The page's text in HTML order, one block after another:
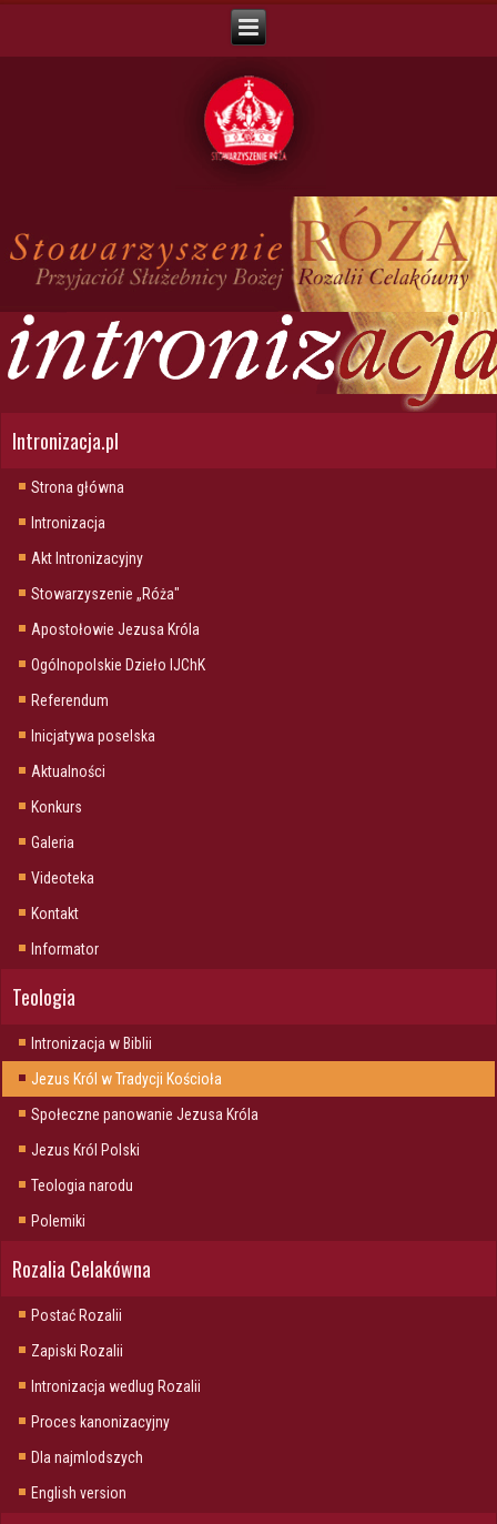
Intronizacja.pl
Strona główna
Intronizacja
Akt Intronizacyjny
Stowarzyszenie „Róża"
Apostołowie Jezusa Króla
Ogólnopolskie Dzieło IJChK
Referendum
Inicjatywa poselska
Aktualności
Konkurs
Galeria
Videoteka
Kontakt
Informator
Teologia
Intronizacja w Biblii
Jezus Król w Tradycji Kościoła
Społeczne panowanie Jezusa Króla
Jezus Król Polski
Teologia narodu
Polemiki
Rozalia Celakówna
Postać Rozalii
Zapiski Rozalii
Intronizacja wedlug Rozalii
Proces kanonizacyjny
Dla najmlodszych
English version